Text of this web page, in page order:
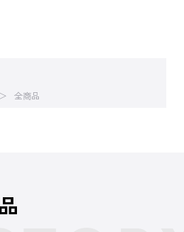
全商品